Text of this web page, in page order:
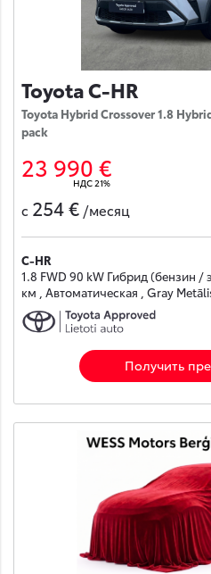
Toyota C-HR
Toyota Hybrid Crossover 1.8
pack
23 990 €
НДС 21%
с 254 € /месяц
C-HR
1.8 FWD 90 kW Гибрид (бензин /
км , Автоматическая , Gray
Получить